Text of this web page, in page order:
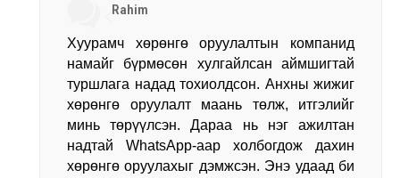
Rahim
Хуурамч хөрөнгө оруулалтын компанид
намайг бүрмөсөн хулгайлсан аймшигтай
туршлага надад тохиолдсон. Анхны жижиг
хөрөнгө оруулалт маань төлж, итгэлийг
минь төрүүлсэн. Дараа нь нэг ажилтан
надтай WhatsApp-аар холбогдож дахин
хөрөнгө оруулахыг дэмжсэн. Энэ удаад би